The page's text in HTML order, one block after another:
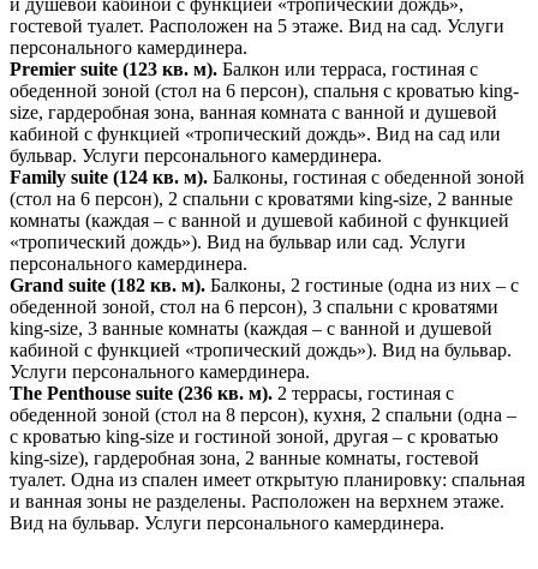
гостевой туалет. Расположен на 5 этаже. Вид на сад. Услуги
персонального камердинера.
Premier suite (123 кв. м). Балкон или терраса, гостиная с
обеденной зоной (стол на 6 персон), спальня с кроватью king-
size, гардеробная зона, ванная комната с ванной и душевой
кабиной с функцией «тропический дождь». Вид на сад или
бульвар. Услуги персонального камердинера.
Family suite (124 кв. м). Балконы, гостиная с обеденной зоной
(стол на 6 персон), 2 спальни с кроватями king-size, 2 ванные
комнаты (каждая – с ванной и душевой кабиной с функцией
«тропический дождь»). Вид на бульвар или сад. Услуги
персонального камердинера.
Grand suite (182 кв. м). Балконы, 2 гостиные (одна из них – с
обеденной зоной, стол на 6 персон), 3 спальни с кроватями
king-size, 3 ванные комнаты (каждая – с ванной и душевой
кабиной с функцией «тропический дождь»). Вид на бульвар.
Услуги персонального камердинера.
The Penthouse suite (236 кв. м). 2 террасы, гостиная с
обеденной зоной (стол на 8 персон), кухня, 2 спальни (одна –
с кроватью king-size и гостиной зоной, другая – с кроватью
king-size), гардеробная зона, 2 ванные комнаты, гостевой
туалет. Одна из спален имеет открытую планировку: спальная
и ванная зоны не разделены. Расположен на верхнем этаже.
Вид на бульвар. Услуги персонального камердинера.